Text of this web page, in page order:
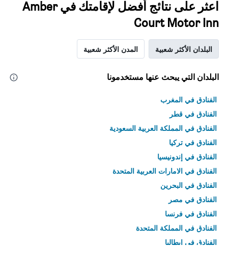
اعثر على نتائج أفضل لإقامتك في Amber
Court Motor Inn
البلدان الأكثر شعبية المدن الأكثر شعبية
البلدان التي يبحث عنها مستخدمونا
الفنادق في المغرب
الفنادق في قطر
الفنادق في المملكة العربية السعودية
الفنادق في تركيا
الفنادق في إندونيسيا
الفنادق في الامارات العربية المتحدة
الفنادق في البحرين
الفنادق في مصر
الفنادق في فرنسا
الفنادق في المملكة المتحدة
الفنادق في إيطاليا